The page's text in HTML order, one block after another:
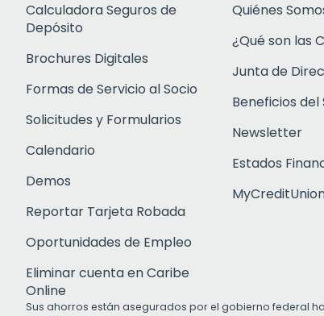
Calculadora Seguros de
Depósito
Brochures Digitales
Formas de Servicio al Socio
Solicitudes y Formularios
Calendario
Demos
Reportar Tarjeta Robada
Oportunidades de Empleo
Eliminar cuenta en Caribe
Online
Quiénes
¿Qué son las
Junta de
Beneficios del
Newsletter
Estados
Sus ahorros están asegurados por el gobierno federal